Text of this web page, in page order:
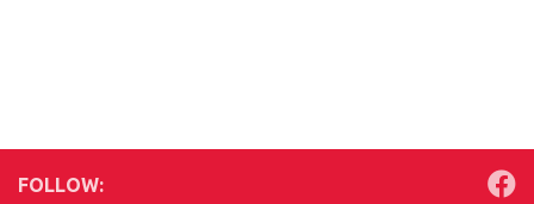
FOLLOW: